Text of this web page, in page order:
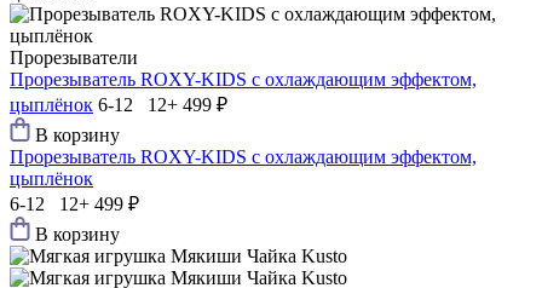
Прорезыватели
Прорезыватель ROXY-KIDS с охлаждающим эффектом,
цыплёнок 6-12 12+ 499 ₽
В корзину
Прорезыватель ROXY-KIDS с охлаждающим эффектом,
цыплёнок
6-12 12+ 499 ₽
В корзину